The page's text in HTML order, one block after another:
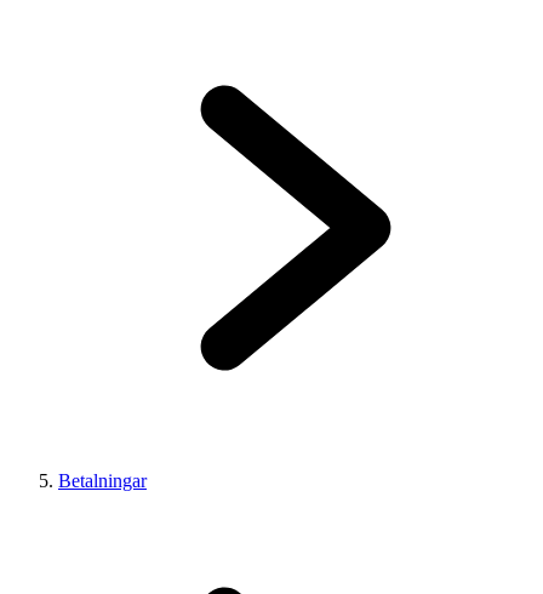
Betalningar